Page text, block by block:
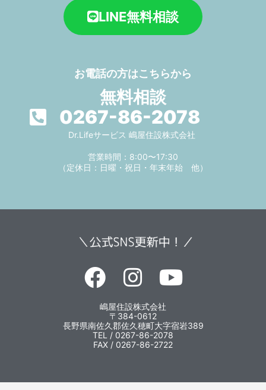
LINE無料相談
お電話の方はこちらから
無料相談
0267-86-2078
Dr.Lifeサービス 嶋屋住設株式会社
営業時間：8:00〜17:30
（定休日：日曜・祝日・年末年始 他）
嶋屋住設株式会社
〒384-0612
長野県南佐久郡佐久穂町大字宿岩389
TEL / 0267-86-2078
FAX / 0267-86-2722